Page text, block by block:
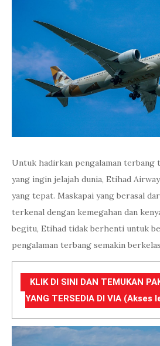
Untuk hadirkan pengalaman terbang
yang ingin jelajah dunia, Etihad
yang tepat. Maskapai yang berasal
terkenal dengan kemegahan dan
begitu, Etihad tidak berhenti untuk
pengalaman terbang semakin
KLIK DI SINI DAN TEMUKAN
YANG TERSEDIA DI VIA